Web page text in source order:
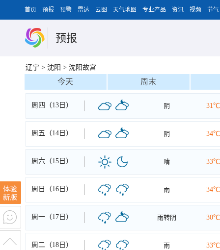
首页 预报 预警 雷达 云图 天气地图 专业产品 资讯 视频 节气
预报
辽宁 > 沈阳 > 沈阳故宫
今天 周末
周四（13日） 阴 31℃
周五（14日） 阴 34℃
周六（15日） 晴 33℃
周日（16日） 雨 34℃
周一（17日） 雨转阴 30℃
周二（18日） 雨 33℃